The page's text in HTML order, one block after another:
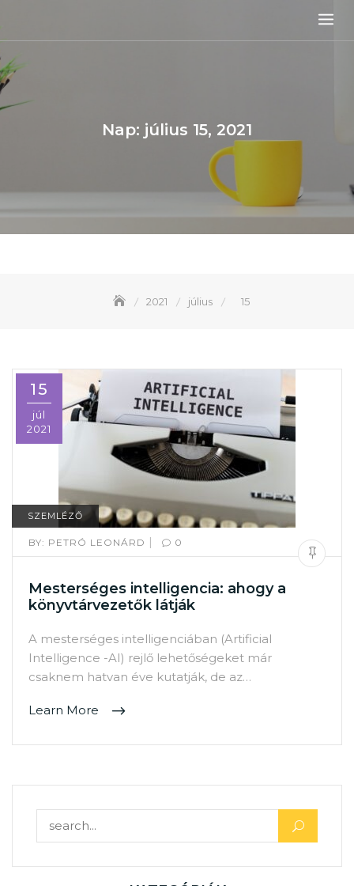
content
Nap: július 15, 2021
2021 július 15
15
júl
2021
SZEMLÉZŐ
BY: PETRÓ LEONÁRD | 0
Mesterséges intelligencia: ahogy a
könyvtárvezetők látják
A mesterséges intelligenciában (Artificial
Intelligence -AI) rejlő lehetőségeket már
csaknem hatvan éve kutatják, de az…
Learn More